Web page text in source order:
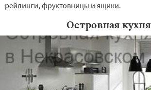
рейлинги, фруктовницы и ящики.
Островная кухня